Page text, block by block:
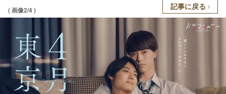
( 画像2/4 ) 記事に戻る